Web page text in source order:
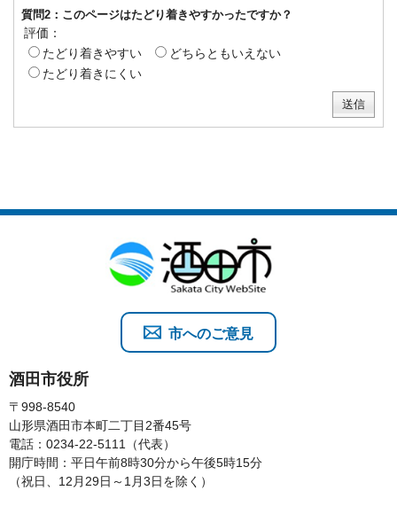
質問2：このページはたどり着きやすかったですか？
評価：
たどり着きやすい
どちらともいえない
たどり着きにくい
酒田市役所
〒998-8540
山形県酒田市本町二丁目2番45号
電話：0234-22-5111（代表）
開庁時間：平日午前8時30分から午後5時15分
（祝日、12月29日～1月3日を除く）
市へのご意見